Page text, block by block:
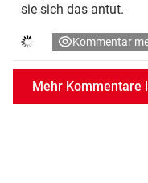
sie sich das antut.
Kommentar
Mehr Kommentare